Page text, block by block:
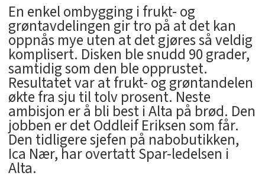
En enkel ombygging i frukt- og
grøntavdelingen gir tro på at det kan
oppnås mye uten at det gjøres så veldig
komplisert. Disken ble snudd 90 grader,
samtidig som den ble opprustet.
Resultatet var at frukt- og grøntandelen
økte fra sju til tolv prosent. Neste
ambisjon er å bli best i Alta på brød. Den
jobben er det Oddleif Eriksen som får.
Den tidligere sjefen på nabobutikken,
Ica Nær, har overtatt Spar-ledelsen i
Alta.